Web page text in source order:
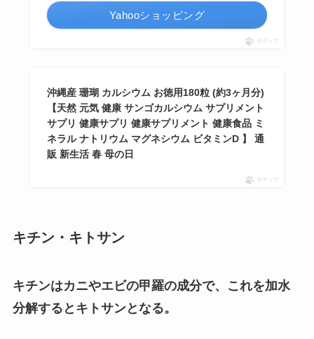
Yahooショッピング
ポチップ
沖縄産 珊瑚 カルシウム お徳用180粒 (約3ヶ月分)
【天然 元気 健康 サンゴカルシウム サプリメント
サプリ 健康サプリ 健康サプリメント 健康食品 ミ
ネラル ナトリウム マグネシウム ビタミンD 】 通
販 新生活 春 母の日
ポチップ
キチン・キトサン
キチンはカニやエビの甲羅の成分で、これを加水
分解するとキトサンとなる。